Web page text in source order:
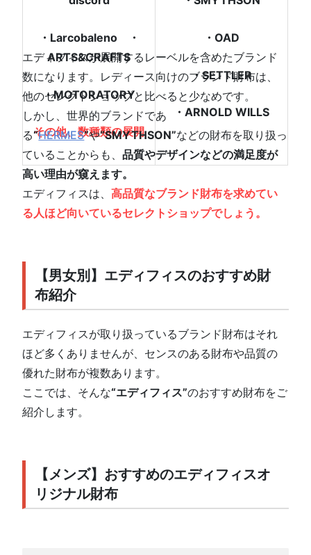
・Larcobaleno ・
ARTS&CRAFTS
・MOTORATORY
その他、数種類の展開
・OAD
・SETTLER
・ARNOLD WILLS
エディフィスが展開するレーベルを含めたブランド
数になります。レディース向けのブランド財布は、
他のセレクトショップと比べると少なめです。
しかし、世界的ブランドであ
る“HERMES”や“SMYTHSON”などの財布を取り扱っ
ていることからも、品質やデザインなどの満足度が
高い理由が窺えます。
エディフィスは、高品質なブランド財布を求めてい
る人ほど向いているセレクトショップでしょう。
【男女別】エディフィスのおすすめ財
布紹介
エディフィスが取り扱っているブランド財布はそれ
ほど多くありませんが、センスのある財布や品質の
優れた財布が複数あります。
ここでは、そんな“エディフィス”のおすすめ財布をご
紹介します。
【メンズ】おすすめのエディフィスオ
リジナル財布